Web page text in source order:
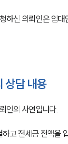
하신 의뢰인은 임
상담 내용
인의 사연입니다.
고 전세금 전액을